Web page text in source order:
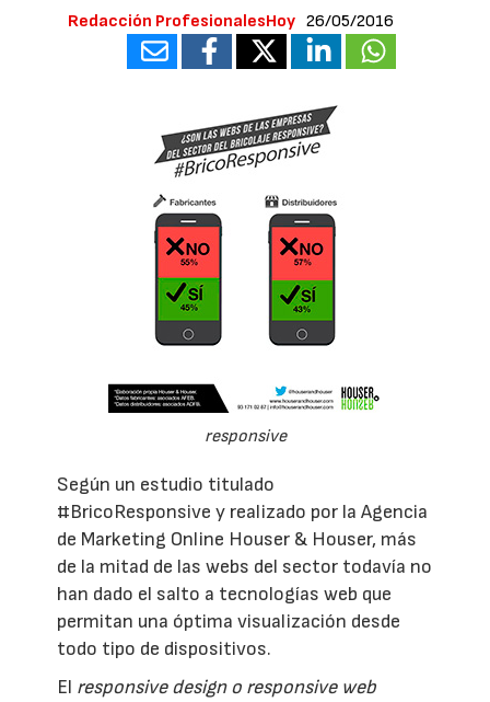
Redacción ProfesionalesHoy 26/05/2016
responsive
Según un estudio titulado
#BricoResponsive y realizado por la Agencia
de Marketing Online Houser & Houser, más
de la mitad de las webs del sector todavía no
han dado el salto a tecnologías web que
permitan una óptima visualización desde
todo tipo de dispositivos.
El responsive design o responsive web